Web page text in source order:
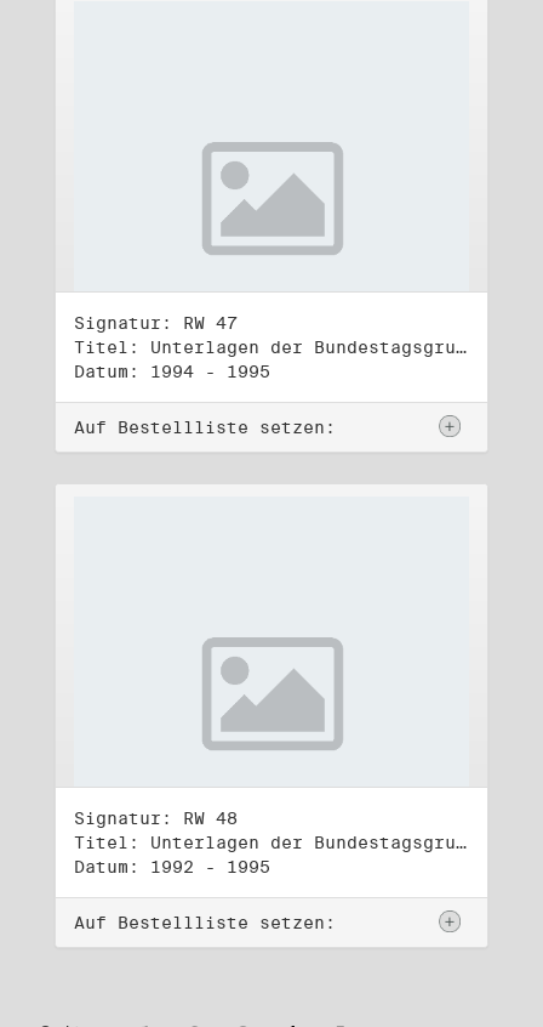
Signatur: RW 47
Titel: Unterlagen der Bundestagsgruppe und -fraktion Bündnis 90/Die Grünen (3)
Datum: 1994 - 1995
Auf Bestellliste setzen:
Signatur: RW 48
Titel: Unterlagen der Bundestagsgruppe und -fraktion Bündnis 90/Die Grünen (4)
Datum: 1992 - 1995
Auf Bestellliste setzen: